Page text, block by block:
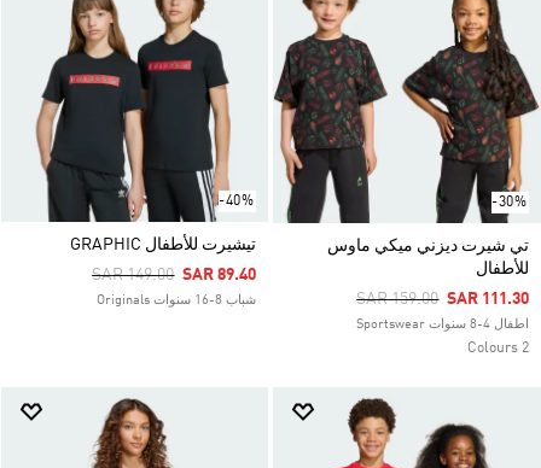
-30%
تي شيرت ديزني ميكي ماوس
للأطفال
Price Reduced From
SAR 159.00ToSAR 111.30
اطفال 4-8 سنوات Sportswear
2 Colours
-40%
تيشيرت للأطفال GRAPHIC
Price Reduced From
SAR 149.00ToSAR 89.40
شباب 8-16 سنوات Originals